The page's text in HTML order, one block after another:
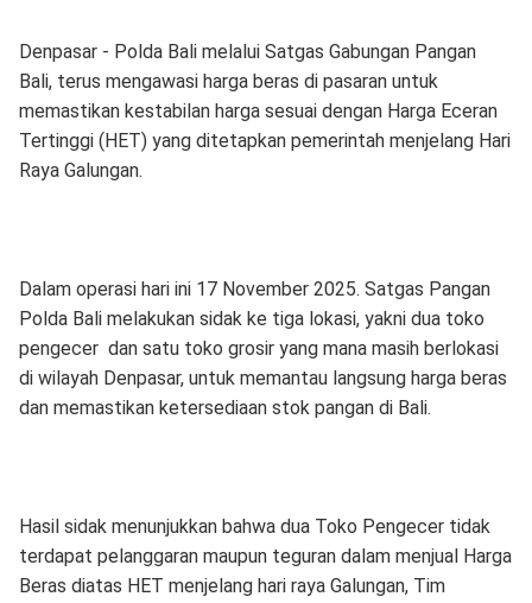
Denpasar - Polda Bali melalui Satgas Gabungan Pangan
Bali, terus mengawasi harga beras di pasaran untuk
memastikan kestabilan harga sesuai dengan Harga Eceran
Tertinggi (HET) yang ditetapkan pemerintah menjelang Hari
Raya Galungan.
Dalam operasi hari ini 17 November 2025. Satgas Pangan
Polda Bali melakukan sidak ke tiga lokasi, yakni dua toko
pengecer dan satu toko grosir yang mana masih berlokasi
di wilayah Denpasar, untuk memantau langsung harga beras
dan memastikan ketersediaan stok pangan di Bali.
Hasil sidak menunjukkan bahwa dua Toko Pengecer tidak
terdapat pelanggaran maupun teguran dalam menjual Harga
Beras diatas HET menjelang hari raya Galungan, Tim